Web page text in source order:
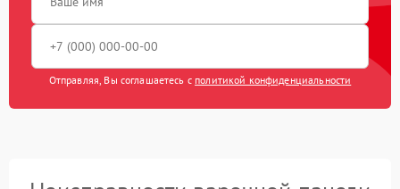
Отправляя, Вы соглашаетесь с политикой конфиденциальности